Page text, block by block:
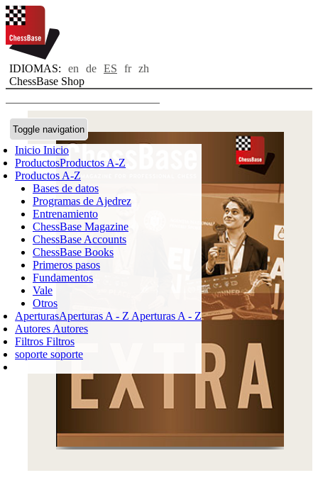
IDIOMAS: en de ES fr zh
ChessBase Shop
Toggle navigation
Inicio Inicio
ProductosProductos A-Z
Productos A-Z
Bases de datos
Programas de Ajedrez
Entrenamiento
ChessBase Magazine
ChessBase Accounts
ChessBase Books
Primeros pasos
Fundamentos
Vale
Otros
AperturasAperturas A - Z Aperturas A - Z
Autores Autores
Filtros Filtros
soporte soporte
CARRO DE LA COMPRA
PRODUCTO
✔